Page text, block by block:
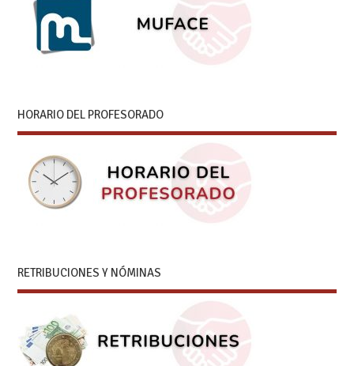
HORARIO DEL PROFESORADO
RETRIBUCIONES Y NÓMINAS